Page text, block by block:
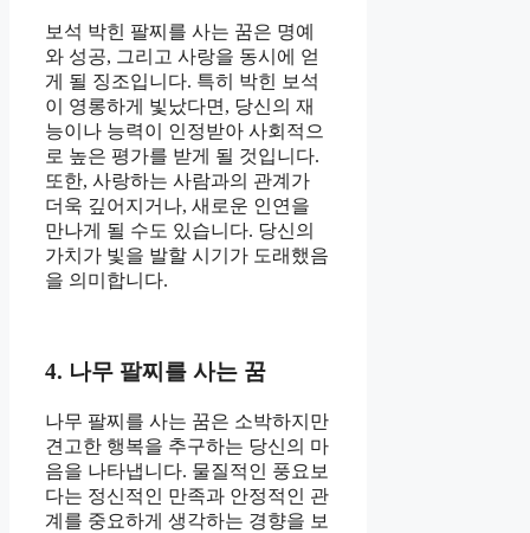
보석 박힌 팔찌를 사는 꿈은 명예
와 성공, 그리고 사랑을 동시에 얻
게 될 징조입니다. 특히 박힌 보석
이 영롱하게 빛났다면, 당신의 재
능이나 능력이 인정받아 사회적으
로 높은 평가를 받게 될 것입니다.
또한, 사랑하는 사람과의 관계가
더욱 깊어지거나, 새로운 인연을
만나게 될 수도 있습니다. 당신의
가치가 빛을 발할 시기가 도래했음
을 의미합니다.
4. 나무 팔찌를 사는 꿈
나무 팔찌를 사는 꿈은 소박하지만
견고한 행복을 추구하는 당신의 마
음을 나타냅니다. 물질적인 풍요보
다는 정신적인 만족과 안정적인 관
계를 중요하게 생각하는 경향을 보